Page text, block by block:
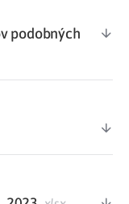
podobných